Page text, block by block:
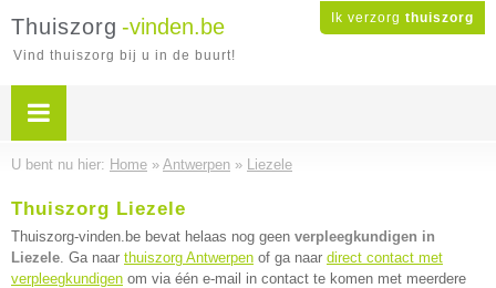
Ik verzorg thuiszorg
Thuiszorg -vinden.be
Vind thuiszorg bij u in de buurt!
U bent nu hier: Home » Antwerpen » Liezele
Thuiszorg Liezele
Thuiszorg-vinden.be bevat helaas nog geen verpleegkundigen in
Liezele. Ga naar thuiszorg Antwerpen of ga naar direct contact met
verpleegkundigen om via één e-mail in contact te komen met meerdere